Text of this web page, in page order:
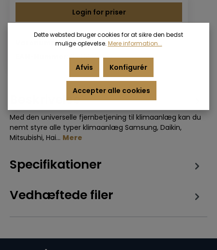
Login for priser
Varenummer:VNREMOTEAIR
EAN-Nummer:8018417515101
Beskrivelse
Med den universelle fjernbetjening til klimaanlæg kan du
nemt styre alle typer klimaanlæg Samsung, Daikin,
Mitsubishi, Hai… Mere
Specifikationer
Vedhæftede filer
Dette websted bruger cookies for at sikre den bedst
mulige oplevelse. Mere information...
Afvis Konfigurér
Accepter alle cookies